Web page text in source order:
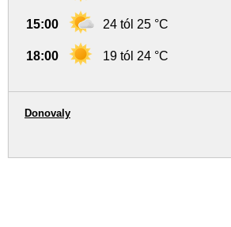
15:00 24 tól 25 °C
18:00 19 tól 24 °C
Donovaly